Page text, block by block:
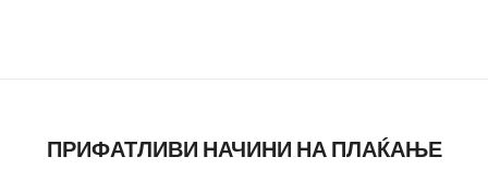
ПРИФАТЛИВИ НАЧИНИ НА ПЛАЌАЊЕ